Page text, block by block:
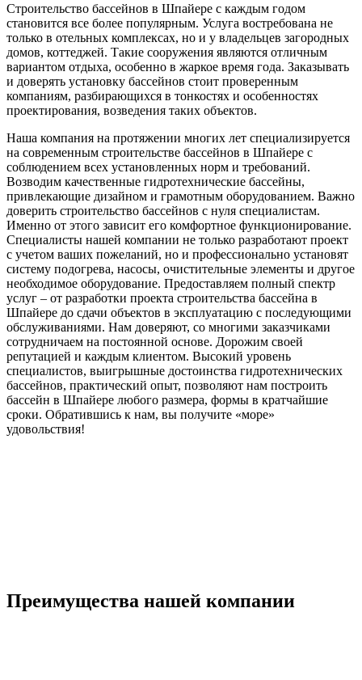
Строительство бассейнов в Шпайере с каждым годом
становится все более популярным. Услуга востребована не
только в отельных комплексах, но и у владельцев загородных
домов, коттеджей. Такие сооружения являются отличным
вариантом отдыха, особенно в жаркое время года. Заказывать
и доверять установку бассейнов стоит проверенным
компаниям, разбирающихся в тонкостях и особенностях
проектирования, возведения таких объектов.
Наша компания на протяжении многих лет специализируется
на современным строительстве бассейнов в Шпайере с
соблюдением всех установленных норм и требований.
Возводим качественные гидротехнические бассейны,
привлекающие дизайном и грамотным оборудованием. Важно
доверить строительство бассейнов с нуля специалистам.
Именно от этого зависит его комфортное функционирование.
Специалисты нашей компании не только разработают проект
с учетом ваших пожеланий, но и профессионально установят
систему подогрева, насосы, очистительные элементы и другое
необходимое оборудование. Предоставляем полный спектр
услуг – от разработки проекта строительства бассейна в
Шпайере до сдачи объектов в эксплуатацию с последующими
обслуживаниями. Нам доверяют, со многими заказчиками
сотрудничаем на постоянной основе. Дорожим своей
репутацией и каждым клиентом. Высокий уровень
специалистов, выигрышные достоинства гидротехнических
бассейнов, практический опыт, позволяют нам построить
бассейн в Шпайере любого размера, формы в кратчайшие
сроки. Обратившись к нам, вы получите «море»
удовольствия!
Преимущества нашей компании